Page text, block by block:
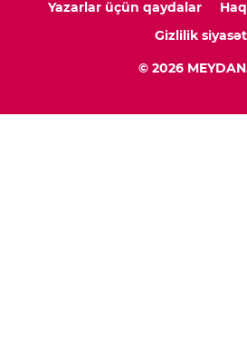
Yazarlar üçün qaydalar
Gizlilik
© 2026